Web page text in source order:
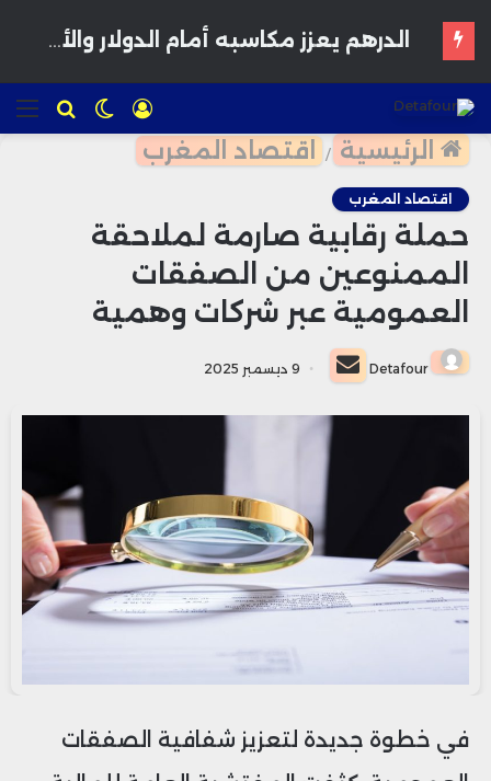
للبحث الوضع
المظلم
تسجيل
الدخول
الرئيسية / اقتصاد المغرب
اقتصاد المغرب
حملة رقابية صارمة لملاحقة
الممنوعين من الصفقات
العمومية عبر شركات وهمية
Detafour
أرسل
بريدا
إلكترونيا
9 ديسمبر 2025
في خطوة جديدة لتعزيز شفافية الصفقات